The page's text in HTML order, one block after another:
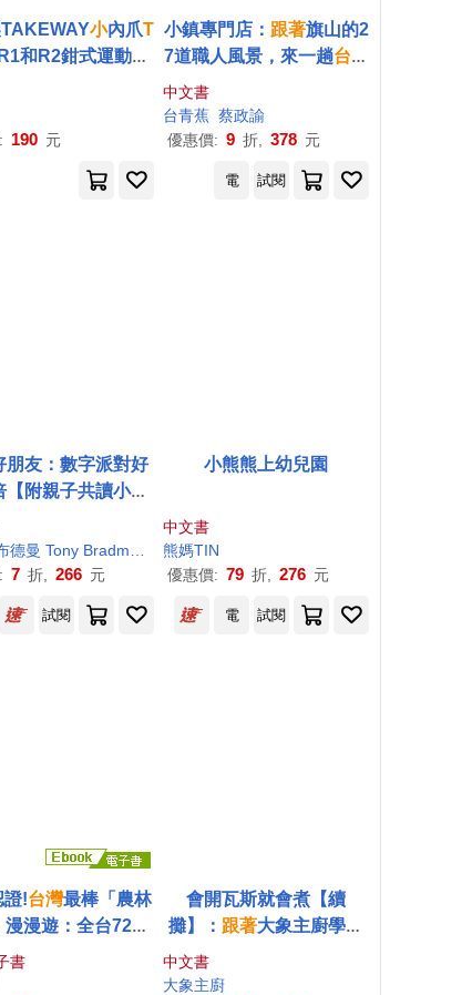
小內爪T
和R2鉗式運動夾
件之一;
用
190 元
小鎮專門店： 跟著旗山的2
7道職人風景，來一趟台灣
古早味的紙上行旅
中文書
台青蕉 蔡政諭
優惠價: 9 折, 378 元
電 試閱
格爾．桑切斯 Miguel Sánchez
朋友：數字派對好
【附親子共讀小指
!認識基本倍數概
理解數值大小，
魏嘉儀 米格爾．桑切斯 Miguel Sánchez
7 折, 266 元
小熊熊上幼兒園
中文書
熊媽TIN
優惠價: 79 折, 276 元
試閱 電 試閱
證!台灣最棒「農林
漫漫遊：全台72家
場大公開，探索生
鮮食、感受最接
書
會開瓦斯就會煮【續
攤】： 跟著大象主廚學做
「台灣
土雞城、夜市小吃一路吃
中文書
大象主廚